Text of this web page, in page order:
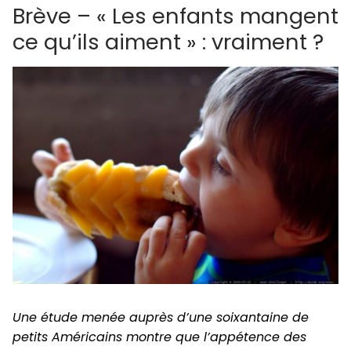
Brève – « Les enfants mangent
ce qu’ils aiment » : vraiment ?
Une étude menée auprès d’une soixantaine de
petits Américains montre que l’appétence des